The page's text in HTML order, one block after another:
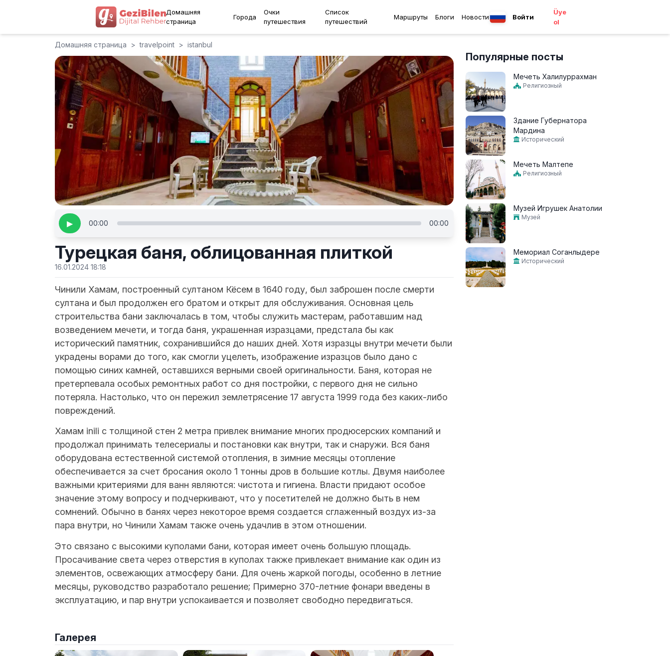
Домашняя
страница
Города
Очки
путешествия
Список
путешествий
Маршруты Блоги Новости Войти
Üye
ol
Домашняя страница > travelpoint > istanbul
▶ 00:00 00:00
Турецкая баня, облицованная плиткой
16.01.2024 18:18
Чинили Хамам, построенный султаном Кёсем в 1640 году, был заброшен после смерти
султана и был продолжен его братом и открыт для обслуживания. Основная цель
строительства бани заключалась в том, чтобы служить мастерам, работавшим над
возведением мечети, и тогда баня, украшенная изразцами, предстала бы как
исторический памятник, сохранившийся до наших дней. Хотя изразцы внутри мечети были
украдены ворами до того, как смогли уцелеть, изображение изразцов было дано с
помощью синих камней, оставшихся верными своей оригинальности. Баня, которая не
претерпевала особых ремонтных работ со дня постройки, с первого дня не сильно
потеряла. Настолько, что он пережил землетрясение 17 августа 1999 года без каких-либо
повреждений.
Хамам inili с толщиной стен 2 метра привлек внимание многих продюсерских компаний и
продолжал принимать телесериалы и постановки как внутри, так и снаружи. Вся баня
оборудована естественной системой отопления, в зимние месяцы отопление
обеспечивается за счет бросания около 1 тонны дров в большие котлы. Двумя наиболее
важными критериями для ванн являются: чистота и гигиена. Власти придают особое
значение этому вопросу и подчеркивают, что у посетителей не должно быть в нем
сомнений. Обычно в банях через некоторое время создается сглаженный воздух из-за
пара внутри, но Чинили Хамам также очень удачлив в этом отношении.
Это связано с высокими куполами бани, которая имеет очень большую площадь.
Просачивание света через отверстия в куполах также привлекает внимание как один из
элементов, освежающих атмосферу бани. Для очень жаркой погоды, особенно в летние
месяцы, руководство разработало решение; Примерно 370-летние фонари введены в
эксплуатацию, и пар внутри успокаивается и позволяет свободно передвигаться.
Галерея
Популярные посты
Мечеть Халилуррахман
Религиозный
Здание Губернатора
Мардина
Исторический
Мечеть Малтепе
Религиозный
Музей Игрушек Анатолии
Музей
Мемориал Соганлыдере
Исторический